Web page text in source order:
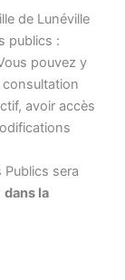
de Lunéville
publics :
pouvez y
avoir accès
sera
dans la